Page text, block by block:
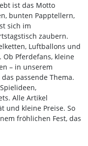
ist das Motto
bunten Papptellern,
sich im
zaubern.
Luftballons und
Pferdefans, kleine
– in unserem
passende Thema.
Alle Artikel
und kleine Preise. So
fröhlichen Fest, das